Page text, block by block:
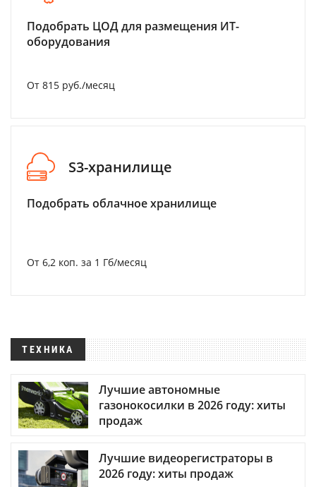
Подобрать ЦОД для размещения ИТ-
оборудования
От 815 руб./месяц
S3-хранилище
Подобрать облачное хранилище
От 6,2 коп. за 1 Гб/месяц
ТЕХНИКА
Лучшие автономные
газонокосилки в 2026 году: хиты
продаж
Лучшие видеорегистраторы в
2026 году: хиты продаж